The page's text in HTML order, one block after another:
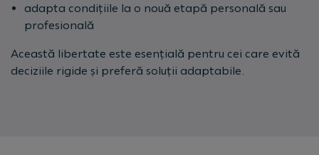
adapta condițiile la o nouă etapă personală sau
profesională
Această libertate este esențială pentru cei care evită
deciziile rigide și preferă soluții adaptabile.